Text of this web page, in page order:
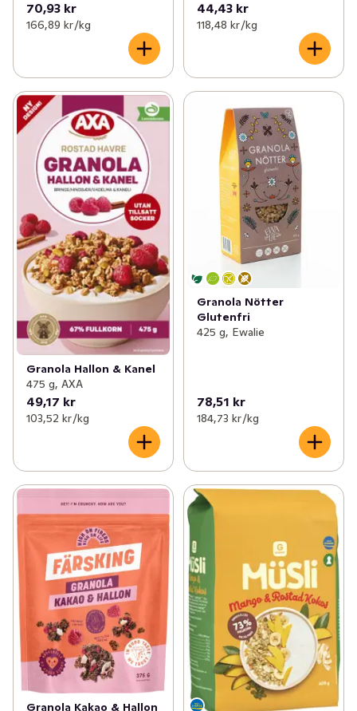
70,93 kr
166,89 kr /kg
44,43 kr
118,48 kr /kg
Granola Hallon & Kanel
475 g, AXA
49,17 kr
103,52 kr /kg
Granola Nötter
Glutenfri
425 g, Ewalie
78,51 kr
184,73 kr /kg
Granola Kakao & Hallon